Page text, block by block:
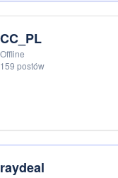
CC_PL
Offline
159 postów
raydeal